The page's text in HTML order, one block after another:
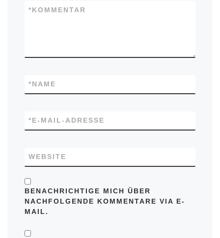
KOMMENTAR
*
NAME
*
E-MAIL-ADRESSE
*
WEBSITE
BENACHRICHTIGE MICH ÜBER
NACHFOLGENDE KOMMENTARE VIA E-
MAIL.